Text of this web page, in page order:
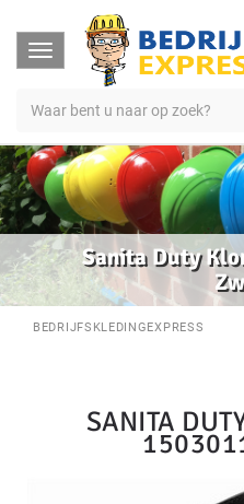
Toggle
navigation
Sanita Duty
BEDRIJFSKLEDINGEXPRESS
SANITA